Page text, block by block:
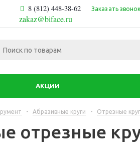
8 (812) 448-38-62 Заказать звонок
zakaz@biface.ru
АКЦИИ
- Абразивные круги - Отрезные
отрезные